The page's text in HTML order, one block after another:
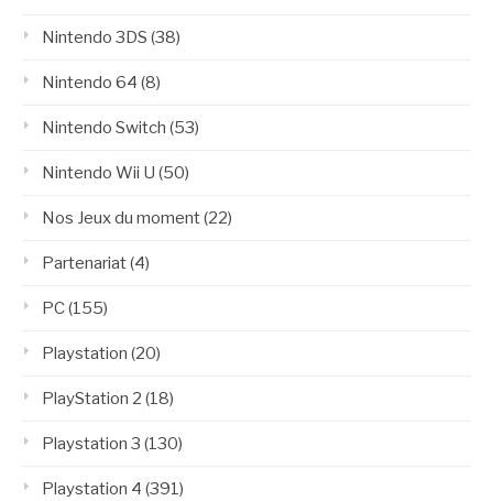
Nintendo 3DS (38)
Nintendo 64 (8)
Nintendo Switch (53)
Nintendo Wii U (50)
Nos Jeux du moment(22)
Partenariat(4)
PC(155)
Playstation (20)
PlayStation 2 (18)
Playstation 3 (130)
Playstation 4 (391)